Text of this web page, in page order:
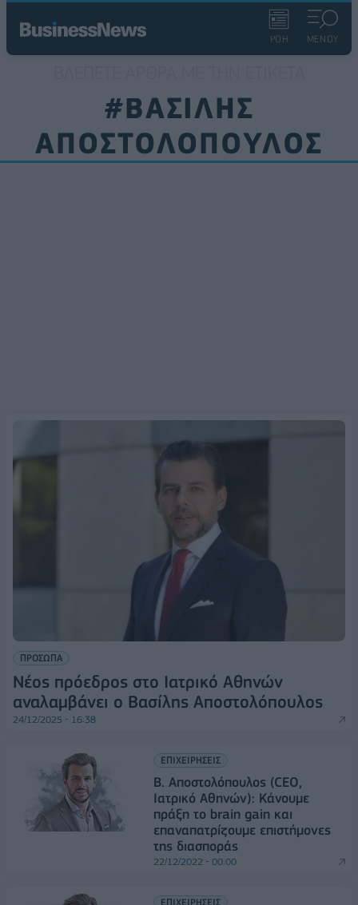
ΡΟΗ ΜΕΝΟΥ
#ΒΑΣΙΛΗΣ
ΑΠΟΣΤΟΛΟΠΟΥΛΟΣ
ΠΡΟΣΩΠΑ
Νέος πρόεδρος στο Ιατρικό Αθηνών
αναλαμβάνει ο Βασίλης Αποστολόπουλος
24/12/2025 - 16:38
ΕΠΙΧΕΙΡΗΣΕΙΣ
Β. Αποστολόπουλος (CEO,
Ιατρικό Αθηνών): Κάνουμε
πράξη το brain gain και
επαναπατρίζουμε επιστήμονες
της διασποράς
22/12/2022 - 00:00
ΕΠΙΧΕΙΡΗΣΕΙΣ